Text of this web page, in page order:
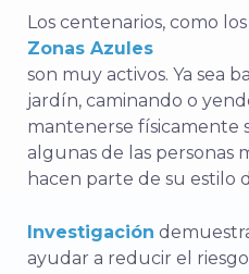
Los centenarios, como
Zonas Azules
son muy activos. Ya sea
jardín, caminando o
mantenerse físicamente
algunas de las personas
hacen parte de su estilo
Investigación
ayudar a reducir el